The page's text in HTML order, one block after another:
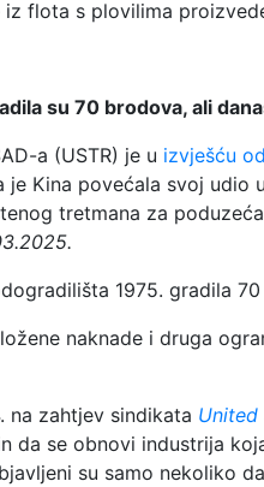
flota s plovilima
su 70 brodova, ali
a (USTR) je u izvješću
je Kina povećala svoj
tretmana za
1975. gradila
naknade i druga
na zahtjev sindikata United
da se obnovi industrija
su samo nekoliko